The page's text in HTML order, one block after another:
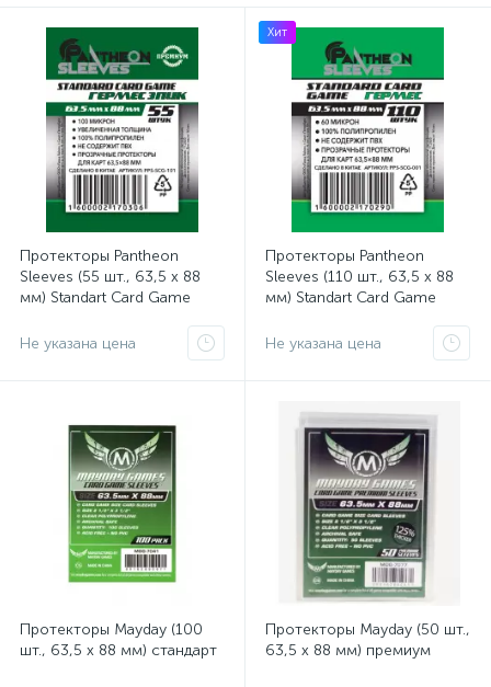
Протекторы Pantheon
Sleeves (55 шт., 63,5 x 88
мм) Standart Card Game
Не указана цена
Хит
Протекторы Pantheon
Sleeves (110 шт., 63,5 x 88
мм) Standart Card Game
Не указана цена
Протекторы Mayday (100
шт., 63,5 x 88 мм) стандарт
Протекторы Mayday (50 шт.,
63,5 x 88 мм) премиум